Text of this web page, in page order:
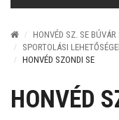
HONVÉD SZ. SE BÚVÁR
SPORTOLÁSI
HONVÉD SZONDI SE
HONVÉD